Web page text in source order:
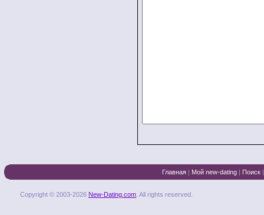
Главная | Мой new-dating | Поиск
Copyright © 2003-2026 New-Dating.com . All rights reserved.